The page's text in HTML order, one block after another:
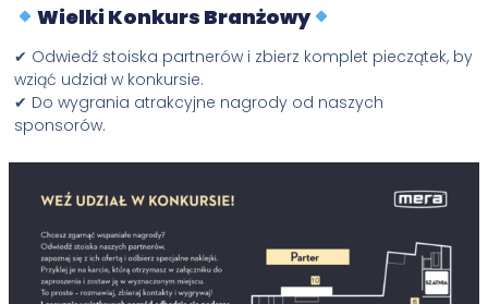
Wielki Konkurs Branżowy
✔ Odwiedź stoiska partnerów i zbierz komplet pieczątek, by
wziąć udział w konkursie.
✔ Do wygrania atrakcyjne nagrody od naszych
sponsorów.